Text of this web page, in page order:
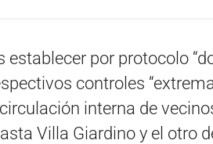
establecer por protocolo
controles
interna de
Villa Giardino y el otro